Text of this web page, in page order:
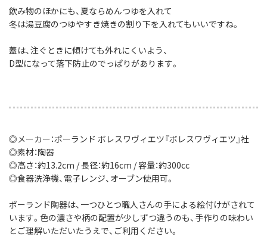
飲み物のほかにも、夏ならめんつゆを入れて
冬は湯豆腐のつゆやすき焼きの割り下を入れてもいいですね。
蓋は、注ぐときに傾けても外れにくいよう、
D型になって落下防止のでっぱりがあります。
◎メーカー：ポーランド ボレスワヴィエツ『ボレスワヴィエツ』社
◎素材：陶器
◎高さ：約13.2cm / 長径：約16cm / 容量：約300cc
◎食器洗浄機、電子レンジ、オーブン使用可。
ポーランド陶器は、一つひとつ職人さんの手による絵付けがされて
います。色の濃さや柄の配置が少しずつ違うのも、手作りの味わい
とご理解いただいたうえで、ご利用ください。